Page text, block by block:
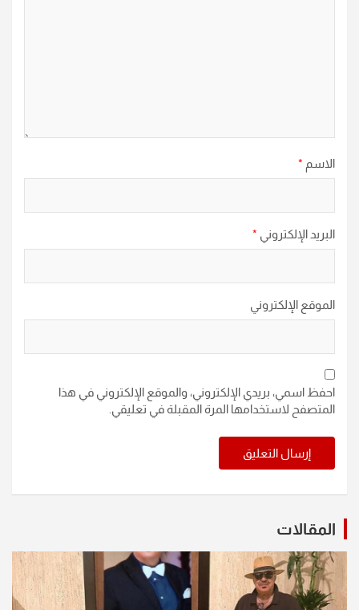
الاسم *
البريد الإلكتروني *
الموقع الإلكتروني
احفظ اسمي، بريدي الإلكتروني، والموقع الإلكتروني في هذا
المتصفح لاستخدامها المرة المقبلة في تعليقي.
المقالات